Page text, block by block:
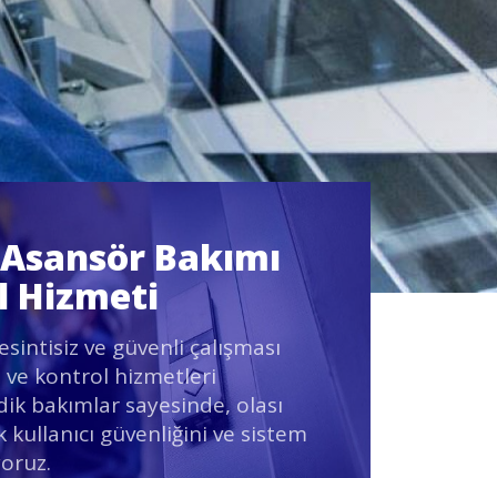
Bakımı
Hizmeti
ve güvenli çalışması
ve kontrol hizmetleri
bakımlar sayesinde, olası
kullanıcı güvenliğini ve sistem